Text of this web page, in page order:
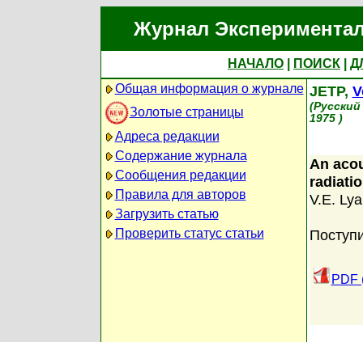
Журнал
НАЧАЛО ПОИСК
Общая информация о журнале
Золотые страницы
Адреса редакции
Содержание журнала
Сообщения редакции
Правила для авторов
Загрузить статью
Проверить статус статьи
JETP,
1975 )
An
V.E.
PDF